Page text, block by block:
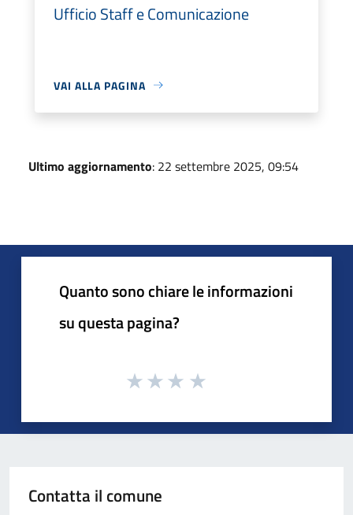
Ufficio Staff e Comunicazione
VAI ALLA PAGINA
Ultimo aggiornamento: 22 settembre 2025, 09:54
Quanto sono chiare le informazioni
su questa pagina?
Contatta il comune